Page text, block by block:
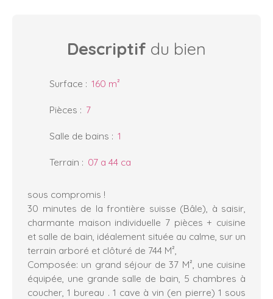
Descriptif du bien
Surface : 160 m²
Pièces : 7
Salle de bains : 1
Terrain : 07 a 44 ca
sous compromis !
30 minutes de la frontière suisse (Bâle), à saisir,
charmante maison individuelle 7 pièces + cuisine
et salle de bain, idéalement située au calme, sur un
terrain arboré et clôturé de 744 M²,
Composée: un grand séjour de 37 M², une cuisine
équipée, une grande salle de bain, 5 chambres à
coucher, 1 bureau . 1 cave à vin (en pierre) 1 sous